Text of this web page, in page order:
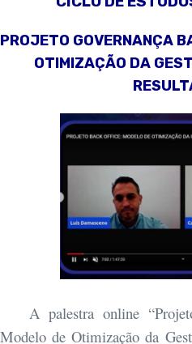
PROJETO GOVERNANÇA
OTIMIZAÇÃO DA
A palestra online
Modelo de Otimização da